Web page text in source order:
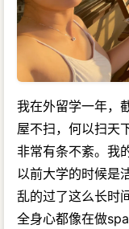
我在外留学一年，
屋不扫，何以扫天
非常有条不紊。我
以前大学的时候是
乱的过了这么长时
全身心都像在做